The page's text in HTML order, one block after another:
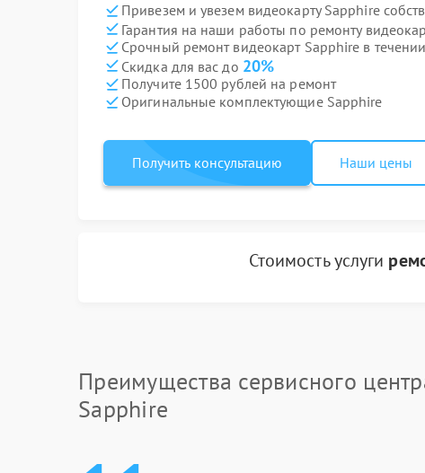
Привезем и увезем видеокарту Sapphire
Гарантия на наши работы по ремонту
Срочный ремонт видеокарт Sapphire в
Скидка для вас до 20%
Получите 1500 рублей на ремонт
Оригинальные комплектующие Sapphire
Получить консультацию Наши цены
Стоимость услуги
Преимущества сервисного
Sapphire